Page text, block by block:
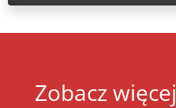
Zobacz więcej